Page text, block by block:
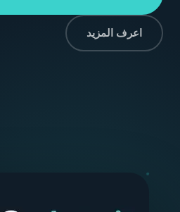
اعرف المزيد